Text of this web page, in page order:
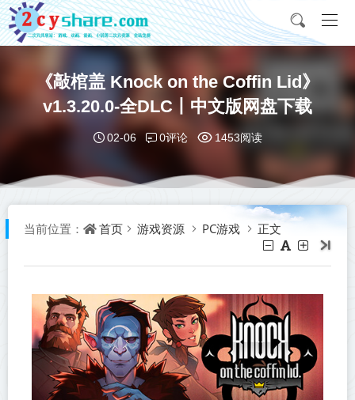
《敲棺盖 Knock on the Coffin Lid》
v1.3.20.0-全DLC丨中文版网盘下载
02-06 0评论 1453阅读
当前位置： 首页 游戏资源 PC游戏 正文